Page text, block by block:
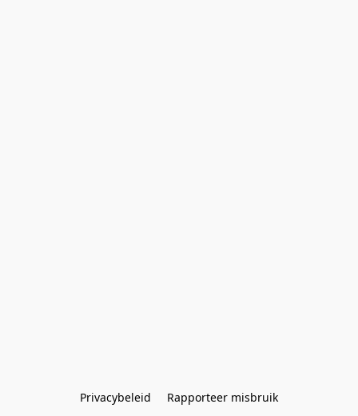
Privacybeleid Rapporteer misbruik